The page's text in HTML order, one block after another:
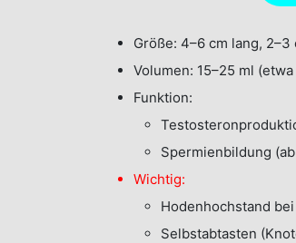
Größe: 4–6 cm lang,
Volumen: 15–25 ml
Funktion:
Spermienbildung
Wichtig:
Hodenhochstand
Selbstabtasten